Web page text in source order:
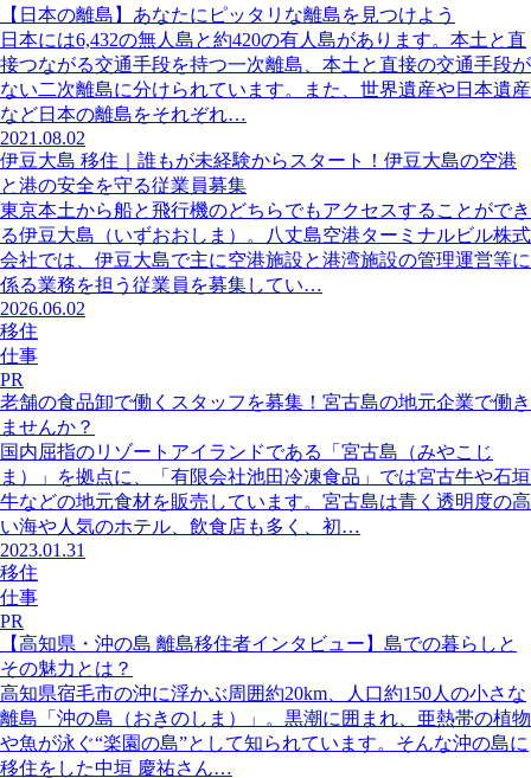
【日本の離島】あなたにピッタリな離島を見つけよう
日本には6,432の無人島と約420の有人島があります。本土と直
接つながる交通手段を持つ一次離島、本土と直接の交通手段が
ない二次離島に分けられています。また、世界遺産や日本遺産
など日本の離島をそれぞれ…
2021.08.02
伊豆大島 移住｜誰もが未経験からスタート！伊豆大島の空港
と港の安全を守る従業員募集
東京本土から船と飛行機のどちらでもアクセスすることができ
る伊豆大島（いずおおしま）。八丈島空港ターミナルビル株式
会社では、伊豆大島で主に空港施設と港湾施設の管理運営等に
係る業務を担う従業員を募集してい…
2026.06.02
移住
仕事
PR
老舗の食品卸で働くスタッフを募集！宮古島の地元企業で働き
ませんか？
国内屈指のリゾートアイランドである「宮古島（みやこじ
ま）」を拠点に、「有限会社池田冷凍食品」では宮古牛や石垣
牛などの地元食材を販売しています。宮古島は青く透明度の高
い海や人気のホテル、飲食店も多く、初…
2023.01.31
移住
仕事
PR
【高知県・沖の島 離島移住者インタビュー】島での暮らしと
その魅力とは？
高知県宿毛市の沖に浮かぶ周囲約20km、人口約150人の小さな
離島「沖の島（おきのしま）」。黒潮に囲まれ、亜熱帯の植物
や魚が泳ぐ“楽園の島”として知られています。そんな沖の島に
移住をした中垣 慶祐さん…